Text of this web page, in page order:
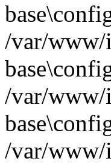
/var/www/
/var/www/
/var/www/